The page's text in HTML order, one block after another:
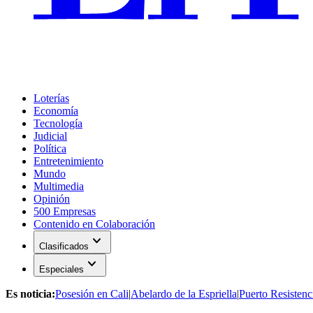
Loterías
Economía
Tecnología
Judicial
Política
Entretenimiento
Mundo
Multimedia
Opinión
500 Empresas
Contenido en Colaboración
Clasificados expand_more
Especiales expand_more
Es noticia:Posesión en Cali|Abelardo de la Espriella|Puerto